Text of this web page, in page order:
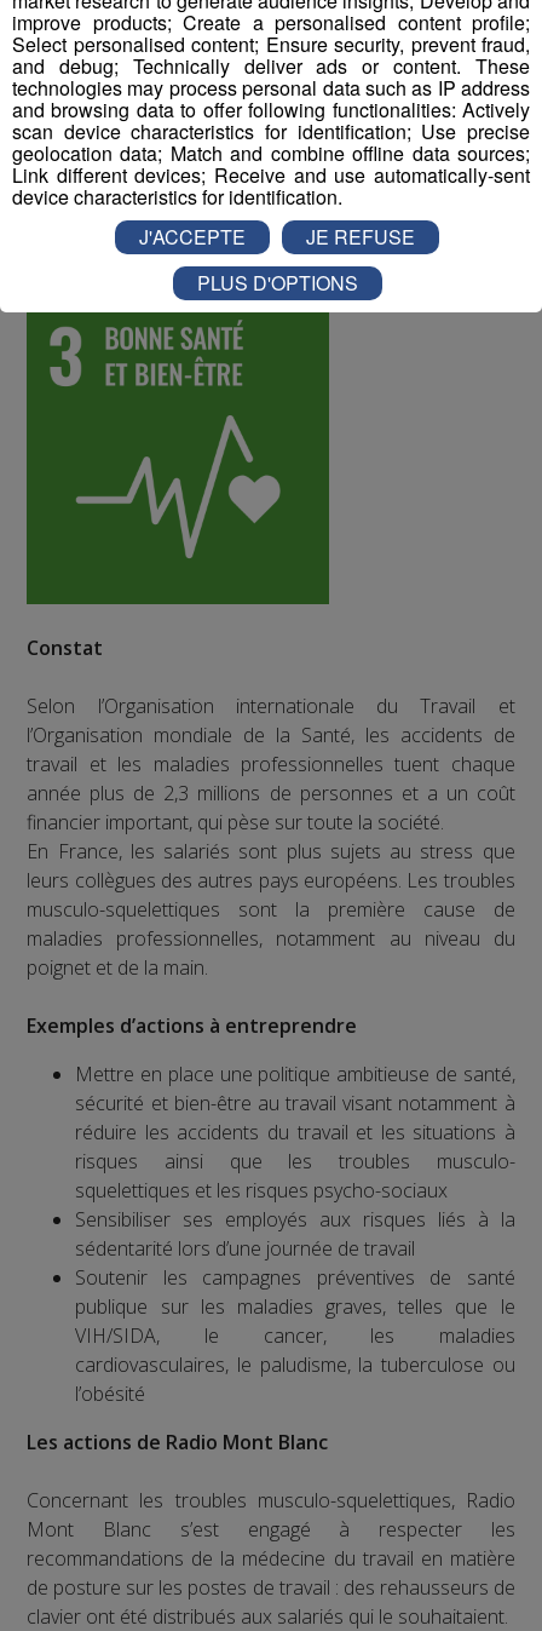
Médias. Il n’existe aucun distributeur de snacks dans les
locaux.
L’espace restauration dispose d’un frigo et de plusieurs
boîtes pour conserver les aliments non mangés, au lieu
de les jeter.
ODD numéro 3 : Bonne santé et bien-
Constat
Selon l’Organisation internationale du Travail et
l’Organisation mondiale de la Santé, les accidents de
travail et les maladies professionnelles tuent chaque
année plus de 2,3 millions de personnes et a un coût
financier important, qui pèse sur toute la société.
En France, les salariés sont plus sujets au stress que
leurs collègues des autres pays européens. Les troubles
musculo-squelettiques sont la première cause de
maladies professionnelles, notamment au niveau du
poignet et de la main.
Exemples d’actions à entreprendre
Mettre en place une politique ambitieuse de santé,
sécurité et bien-être au travail visant notamment à
réduire les accidents du travail et les situations à
risques ainsi que les troubles musculo-
squelettiques et les risques psycho-sociaux
Sensibiliser ses employés aux risques liés à la
sédentarité lors d’une journée de travail
Soutenir les campagnes préventives de santé
publique sur les maladies graves, telles que le
VIH/SIDA, le cancer, les maladies
cardiovasculaires, le paludisme, la tuberculose ou
l’obésité
Les actions de Radio Mont Blanc
Concernant les troubles musculo-squelettiques, Radio
Mont Blanc s’est engagé à respecter les
recommandations de la médecine du travail en matière
de posture sur les postes de travail : des rehausseurs de
clavier ont été distribués aux salariés qui le souhaitaient.
improve products; Create a personalised content profile;
Select personalised content; Ensure security, prevent fraud,
and debug; Technically deliver ads or content. These
technologies may process personal data such as IP address
and browsing data to offer following functionalities: Actively
scan device characteristics for identification; Use precise
geolocation data; Match and combine offline data sources;
Link different devices; Receive and use automatically-sent
device characteristics for identification.
J'ACCEPTE
JE REFUSE
PLUS D'OPTIONS